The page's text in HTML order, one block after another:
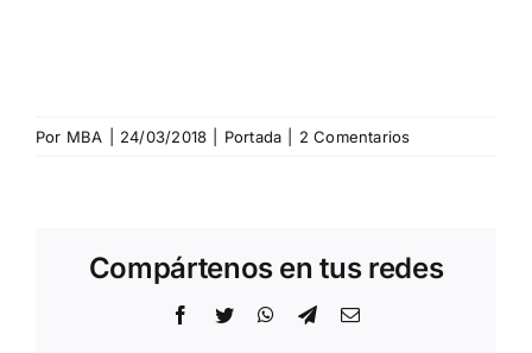
Por MBA 24/03/2018 Portada 2 Comentarios
Compártenos en tus redes
Facebook
Twitter WhatsApp
TelegramCorreo